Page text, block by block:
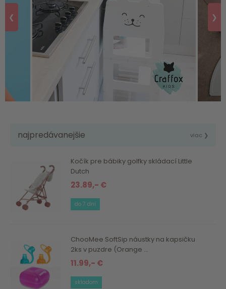
❮ ❯
najpredávanejšie viac ❯
Kočík pre bábiky golfky skládací Little
Dutch
23.89,- €
do 7 dní
ChooMee SoftSip náustky na kapsičku
2ks v puzdre (Orange ...
11.99,- €
skladom